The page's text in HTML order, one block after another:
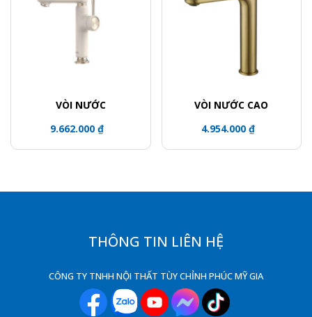
VÒI NƯỚC
9.662.000 ₫
VÒI NƯỚC CAO
4.954.000 ₫
THÔNG TIN LIÊN HỆ
CÔNG TY TNHH NỘI THẤT TÙY CHỈNH PHÚC MỸ GIA